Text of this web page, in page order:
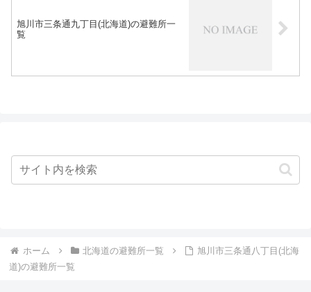
旭川市三条通九丁目(北海道)の避難所一
覧
ホーム 北海道の避難所一覧
旭川市三条通八丁目(北海
道)の避難所一覧